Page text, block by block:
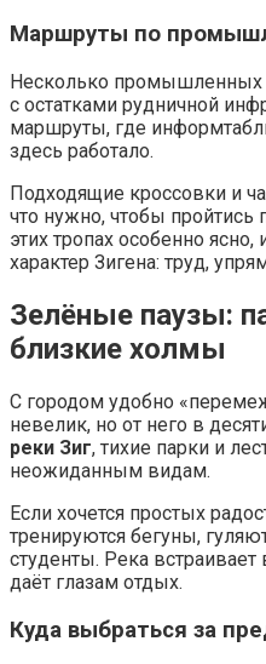
Маршруты по
Несколько промышленных
с остатками рудничной
маршруты, где
здесь работало.
Подходящие кроссовки и
что нужно, чтобы пройтись
этих тропах особенно ясно,
характер Зигена: труд,
Зелёные паузы:
близкие холмы
С городом удобно
невелик, но от него в
реки Зиг, тихие парки и
неожиданным видам.
Если хочется простых
тренируются бегуны,
студенты. Река
даёт глазам отдых.
Куда выбраться за